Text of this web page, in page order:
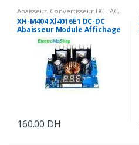
Abaisseur, Convertisseur DC - AC,
Energie
XH-M404 Xl4016E1 DC-DC
Abaisseur Module Affichage
numérique Voltage 8A
160.00 DH